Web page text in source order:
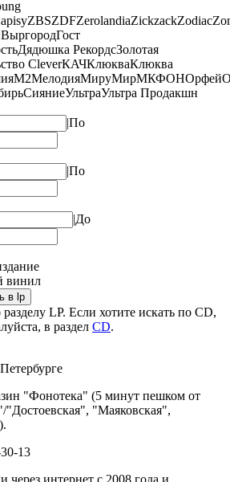
ZBSZDFZerolandiaZickzackZodiac
ВыргородГост
Дядюшка РекордсЗолотая
CleverКАЧКлюкваКлюква
М2МелодияМируМирМКФОНОрфей
СияниеУльтраУльтра Продакшн
|По
|По
|До
винил
в lp
LP. Если хотите искать по CD,
в раздел CD.
"Фонотека" (5 минут пешком от
"Маяковская",
13